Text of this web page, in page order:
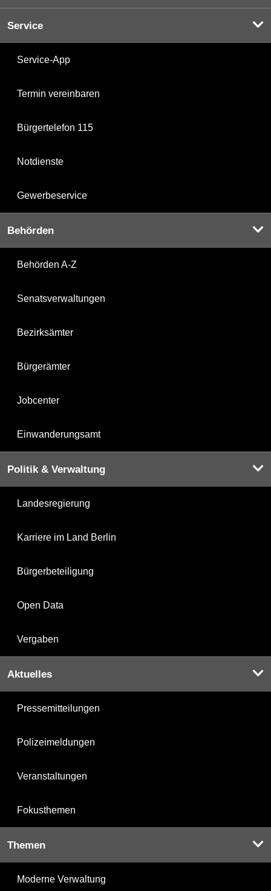
Service
Service-App
Termin vereinbaren
Bürgertelefon 115
Notdienste
Gewerbeservice
Behörden
Behörden A-Z
Senatsverwaltungen
Bezirksämter
Bürgerämter
Jobcenter
Einwanderungsamt
Politik & Verwaltung
Landesregierung
Karriere im Land Berlin
Bürgerbeteiligung
Open Data
Vergaben
Aktuelles
Pressemitteilungen
Polizeimeldungen
Veranstaltungen
Fokusthemen
Themen
Moderne Verwaltung